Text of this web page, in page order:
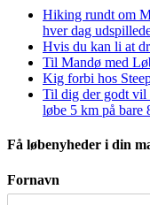
Hiking rundt om
hver dag
Hvis du kan li at
Til Mandø med
Kig forbi hos
Til dig der godt vil
løbe 5 km på bare
Få løbenyheder i din
Fornavn